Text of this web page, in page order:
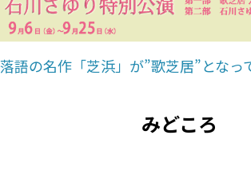
落語の名作「芝浜」が”歌芝居”となっ
みどころ